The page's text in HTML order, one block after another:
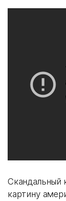
Скандальный
картину